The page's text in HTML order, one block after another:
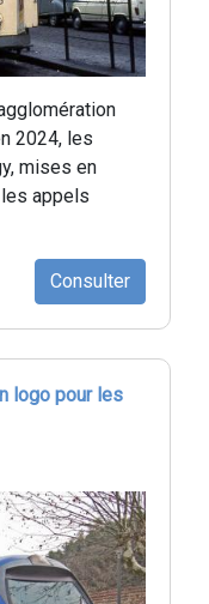
2024, les
mises en
appels
Consulter
logo pour les